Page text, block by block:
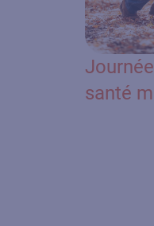
santé